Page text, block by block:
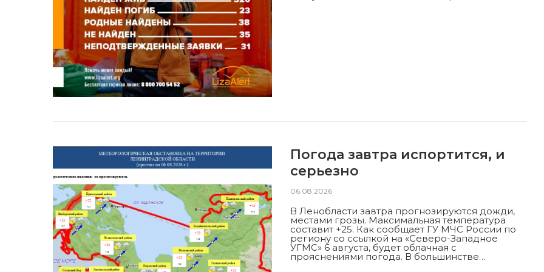
Погода завтра испортится, и
серьезно
06.08.2026
В Ленобласти завтра прогнозируются дожди,
местами грозы. Максимальная температура
составит +25. Как сообщает ГУ МЧС России по
региону со ссылкой на «Северо-Западное
УГМС» 6 августа, будет облачная с
прояснениями погода. В большинстве…